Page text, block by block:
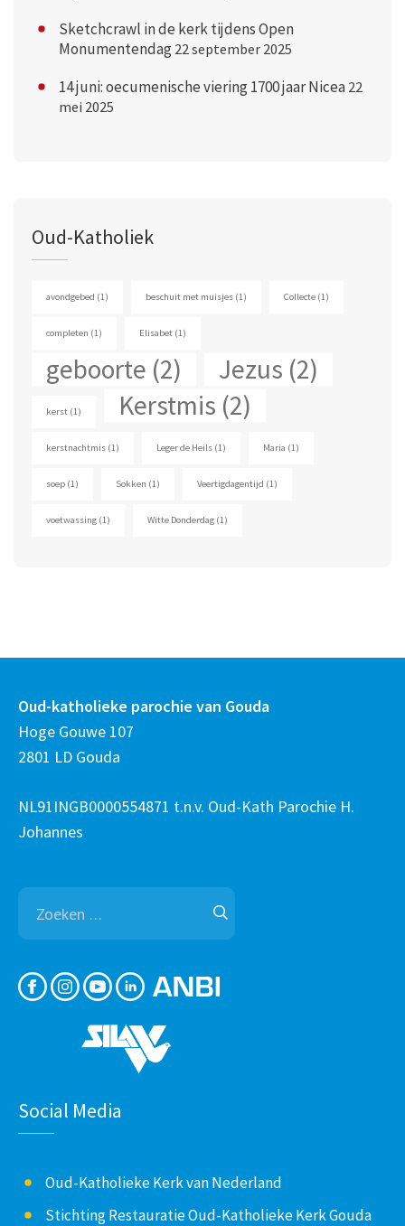
Sketchcrawl in de kerk tijdens Open
Monumentendag 22 september 2025
14 juni: oecumenische viering 1700 jaar Nicea 22
mei 2025
Oud-Katholiek
avondgebed (1) beschuit met muisjes (1) Collecte (1)
completen (1) Elisabet (1)
geboorte (2) Jezus (2)
kerst (1) Kerstmis (2)
kerstnachtmis (1) Leger de Heils (1) Maria (1)
soep (1) Sokken (1) Veertigdagentijd (1)
voetwassing (1) Witte Donderdag (1)
Oud-katholieke parochie van Gouda
Hoge Gouwe 107
2801 LD Gouda
NL91INGB0000554871 t.n.v. Oud-Kath Parochie H.
Johannes
Zoeken
naar:
Social Media
Oud-Katholieke Kerk van Nederland
Stichting Restauratie Oud-Katholieke Kerk Gouda